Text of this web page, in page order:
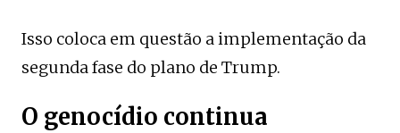
Isso coloca em questão a implementação da
segunda fase do plano de Trump.
O genocídio continua